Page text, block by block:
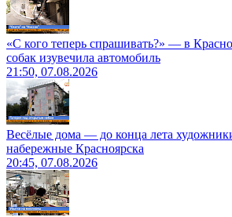
«С кого теперь спрашивать?» — в
собак изувечила автомобиль
21:50, 07.08.2026
Весёлые дома — до конца лета
набережные Красноярска
20:45, 07.08.2026